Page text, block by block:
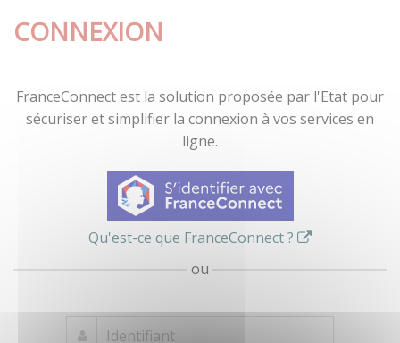
CONNEXION
FranceConnect est la solution proposée par l'Etat pour
sécuriser et simplifier la connexion à vos services en
ligne.
Qu'est-ce que FranceConnect ?
ou